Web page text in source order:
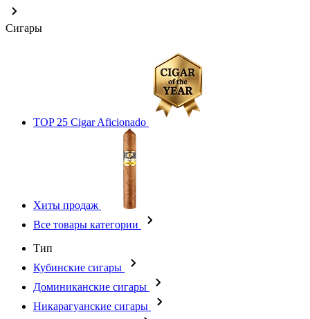
Сигары
TOP 25 Cigar Aficionado
Хиты продаж
Все товары категории
Тип
Кубинские сигары
Доминиканские сигары
Никарагуанские сигары